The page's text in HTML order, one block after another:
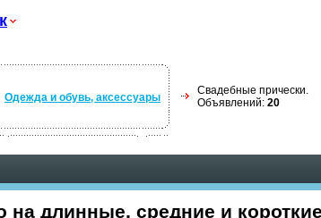
Одежда и обувь, аксессуары
Свадебные прически.
Объявлений: 20
длинные, средние и